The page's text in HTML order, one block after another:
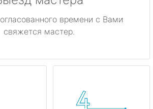
времени с Вами
свяжется мастер.